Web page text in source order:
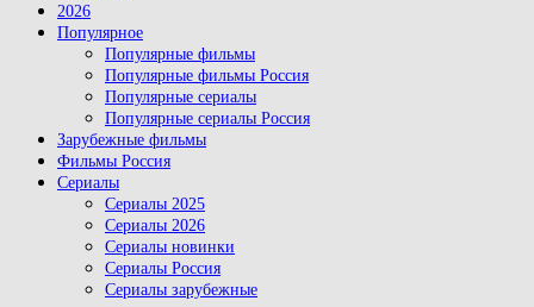
2026
Популярное
Популярные фильмы
Популярные фильмы Россия
Популярные сериалы
Популярные сериалы Россия
Зарубежные фильмы
Фильмы Россия
Сериалы
Сериалы 2025
Сериалы 2026
Сериалы новинки
Сериалы Россия
Сериалы зарубежные